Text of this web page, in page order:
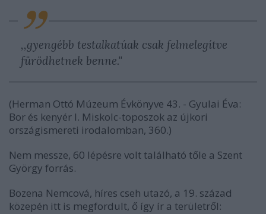
,,gyengébb testalkatúak csak felmelegítve
fürödhetnek benne."
(Herman Ottó Múzeum Évkönyve 43. - Gyulai Éva:
Bor és kenyér I. Miskolc-toposzok az újkori
országismereti irodalomban, 360.)
Nem messze, 60 lépésre volt található tőle a Szent
György forrás.
Bozena Nemcová, híres cseh utazó, a 19. század
közepén itt is megfordult, ő így ír a területről: